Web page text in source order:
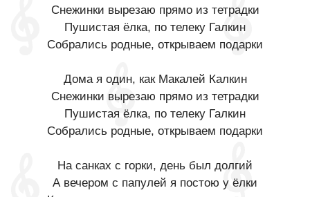
Снежинки вырезаю прямо из тетрадки
Пушистая ёлка, по телеку Галкин
Собрались родные, открываем подарки
Дома я один, как Макалей Калкин
Снежинки вырезаю прямо из тетрадки
Пушистая ёлка, по телеку Галкин
Собрались родные, открываем подарки
На санках с горки, день был долгий
А вечером с папулей я постою у ёлки